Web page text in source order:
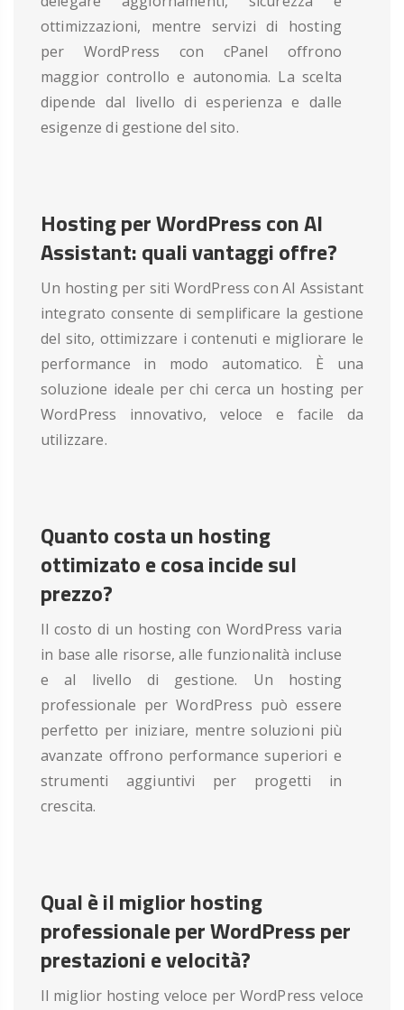
ottimizzazioni, mentre servizi di hosting
per WordPress con cPanel offrono
maggior controllo e autonomia. La scelta
dipende dal livello di esperienza e dalle
esigenze di gestione del sito.
Hosting per WordPress con AI
Assistant: quali vantaggi offre?
Un hosting per siti WordPress con AI Assistant
integrato consente di semplificare la gestione
del sito, ottimizzare i contenuti e migliorare le
performance in modo automatico. È una
soluzione ideale per chi cerca un hosting per
WordPress innovativo, veloce e facile da
utilizzare.
Quanto costa un hosting
ottimizato e cosa incide sul
prezzo?
Il costo di un hosting con WordPress varia
in base alle risorse, alle funzionalità incluse
e al livello di gestione. Un hosting
professionale per WordPress può essere
perfetto per iniziare, mentre soluzioni più
avanzate offrono performance superiori e
strumenti aggiuntivi per progetti in
crescita.
Qual è il miglior hosting
professionale per WordPress per
prestazioni e velocità?
Il miglior hosting veloce per WordPress veloce